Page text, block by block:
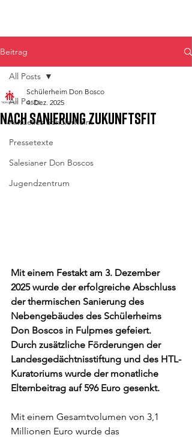
Beitrag
All Posts
Aktuelles Schülerheim
Pressetexte
Salesianer Don Boscos
Jugendzentrum
All Posts
Nach Sanierung zukunftsfit
Schülerheim Don Bosco
4. Dez. 2025
Mit einem Festakt am 3. Dezember
2025 wurde der erfolgreiche Abschluss
der thermischen Sanierung des
Nebengebäudes des Schülerheims
Don Boscos in Fulpmes gefeiert.
Durch zusätzliche Förderungen der
Landesgedächtnisstiftung und des HTL-
Kuratoriums wurde der monatliche
Elternbeitrag auf 596 Euro gesenkt.
Mit einem Gesamtvolumen von 3,1
Millionen Euro wurde das